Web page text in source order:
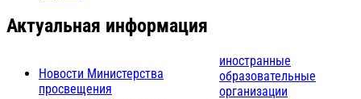
Актуальная информация
Новости Министерства
просвещения
иностранные
образовательные
организации